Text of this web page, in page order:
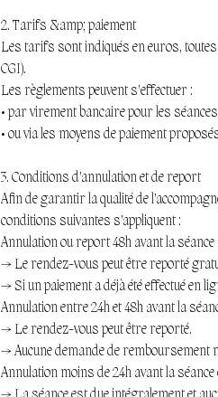
2. Tarifs &amp; paiement
Les tarifs sont indiqués en euros,
CGI).
Les règlements peuvent s’effectuer :
• par virement bancaire pour les
• ou via les moyens de paiement
3. Conditions d’annulation et de report
Afin de garantir la qualité de
conditions suivantes s’appliquent :
Annulation ou report 48h avant la séance :
→ Le rendez-vous peut être reporté
→ Si un paiement a déjà été effectué en
Annulation entre 24h et 48h avant la
→ Le rendez-vous peut être reporté.
→ Aucune demande de remboursement
Annulation moins de 24h avant la séance